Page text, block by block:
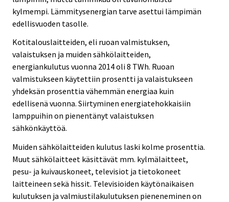
kylmempi. Lämmitysenergian tarve asettui lämpimän
edellisvuoden tasolle.
Kotitalouslaitteiden, eli ruoan valmistuksen,
valaistuksen ja muiden sähkölaitteiden,
energiankulutus vuonna 2014 oli 8 TWh. Ruoan
valmistukseen käytettiin prosentti ja valaistukseen
yhdeksän prosenttia vähemmän energiaa kuin
edellisenä vuonna. Siirtyminen energiatehokkaisiin
lamppuihin on pienentänyt valaistuksen
sähkönkäyttöä.
Muiden sähkölaitteiden kulutus laski kolme prosenttia.
Muut sähkölaitteet käsittävät mm. kylmälaitteet,
pesu- ja kuivauskoneet, televisiot ja tietokoneet
laitteineen sekä hissit. Televisioiden käytönaikaisen
kulutuksen ja valmiustilakulutuksen pieneneminen on